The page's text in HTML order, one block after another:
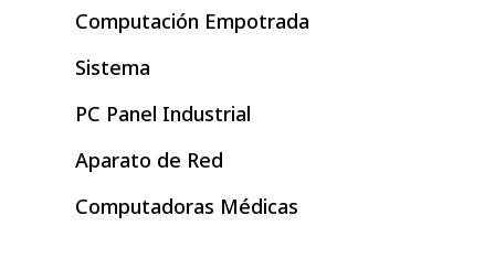
Computación Empotrada
Sistema
PC Panel Industrial
Aparato de Red
Computadoras Médicas